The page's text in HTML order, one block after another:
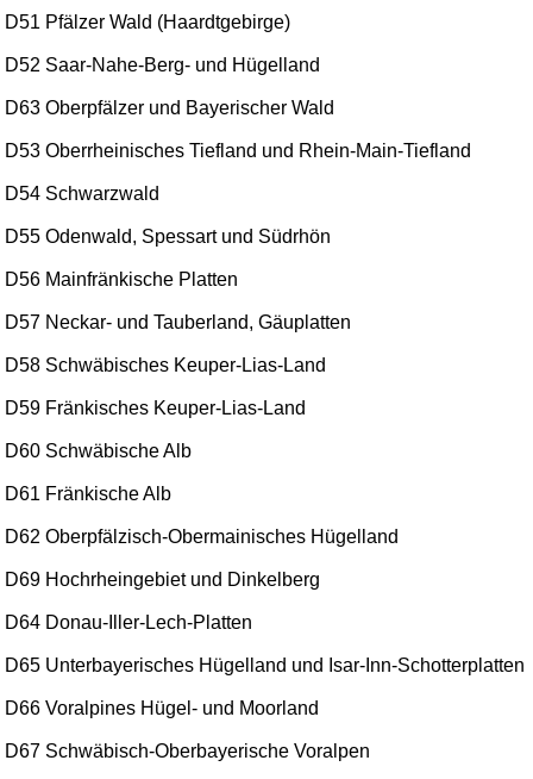
D51 Pfälzer Wald (Haardtgebirge)
D52 Saar-Nahe-Berg- und Hügelland
D63 Oberpfälzer und Bayerischer Wald
D53 Oberrheinisches Tiefland und Rhein-Main-Tiefland
D54 Schwarzwald
D55 Odenwald, Spessart und Südrhön
D56 Mainfränkische Platten
D57 Neckar- und Tauberland, Gäuplatten
D58 Schwäbisches Keuper-Lias-Land
D59 Fränkisches Keuper-Lias-Land
D60 Schwäbische Alb
D61 Fränkische Alb
D62 Oberpfälzisch-Obermainisches Hügelland
D69 Hochrheingebiet und Dinkelberg
D64 Donau-Iller-Lech-Platten
D65 Unterbayerisches Hügelland und Isar-Inn-Schotterplatten
D66 Voralpines Hügel- und Moorland
D67 Schwäbisch-Oberbayerische Voralpen